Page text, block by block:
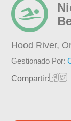
Hood River,
Gestionado Por:
Compartir: